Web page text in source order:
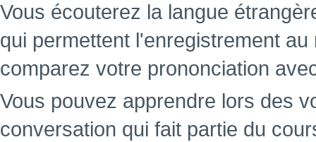
Vous écouterez la langue
qui permettent l'enregistrement
comparez votre prononciation
Vous pouvez apprendre lors des
conversation qui fait partie du